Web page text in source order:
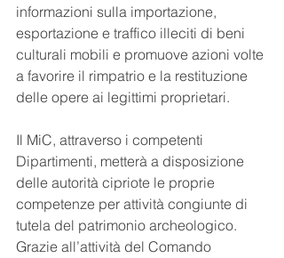
informazioni sulla importazione,
esportazione e traffico illeciti di beni
culturali mobili e promuove azioni volte
a favorire il rimpatrio e la restituzione
delle opere ai legittimi proprietari.
Il MiC, attraverso i competenti
Dipartimenti, metterà a disposizione
delle autorità cipriote le proprie
competenze per attività congiunte di
tutela del patrimonio archeologico.
Grazie all’attività del Comando